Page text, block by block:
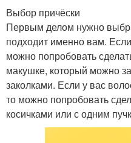
Выбор причёски
Первым делом нужно
подходит именно вам.
можно попробовать
макушке, который можно
заколками. Если у вас
то можно попробовать
косичками или с одним